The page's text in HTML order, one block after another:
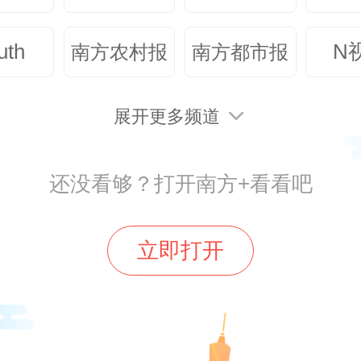
南方农村报 南方都市报 N
展开更多频道
还没看够？打开南方+看看吧
立即打开